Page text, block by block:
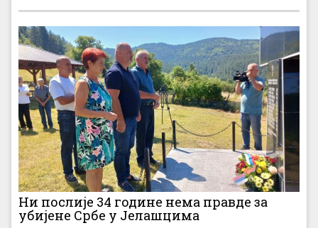
Ни послије 34 године нема правде за
убијене Србе у Јелашцима